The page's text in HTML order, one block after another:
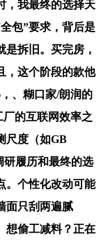
，我最终的选择天
包”要求，背后是
拆旧。买完房，
，这个阶段的款他
、糊口家/朗润的
的互联网效率之
尺度（如GB
研履历和最终的选
。个性化改动可能
面只刮两遍腻
偷工减料？正在